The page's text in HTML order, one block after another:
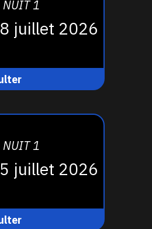
NUIT 1
juillet 2026
NUIT 1
juillet 2026